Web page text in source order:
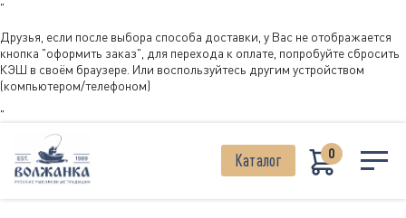
"
Друзья, если после выбора способа доставки, у Вас не отображается
кнопка "оформить заказ", для перехода к оплате, попробуйте сбросить
КЭШ в своём браузере. Или воспользуйтесь другим устройством
(компьютером/телефоном)
"
Каталог 0